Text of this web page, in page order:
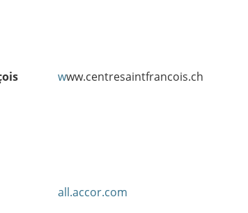
www.centresaintfrancois.ch
all.accor.com